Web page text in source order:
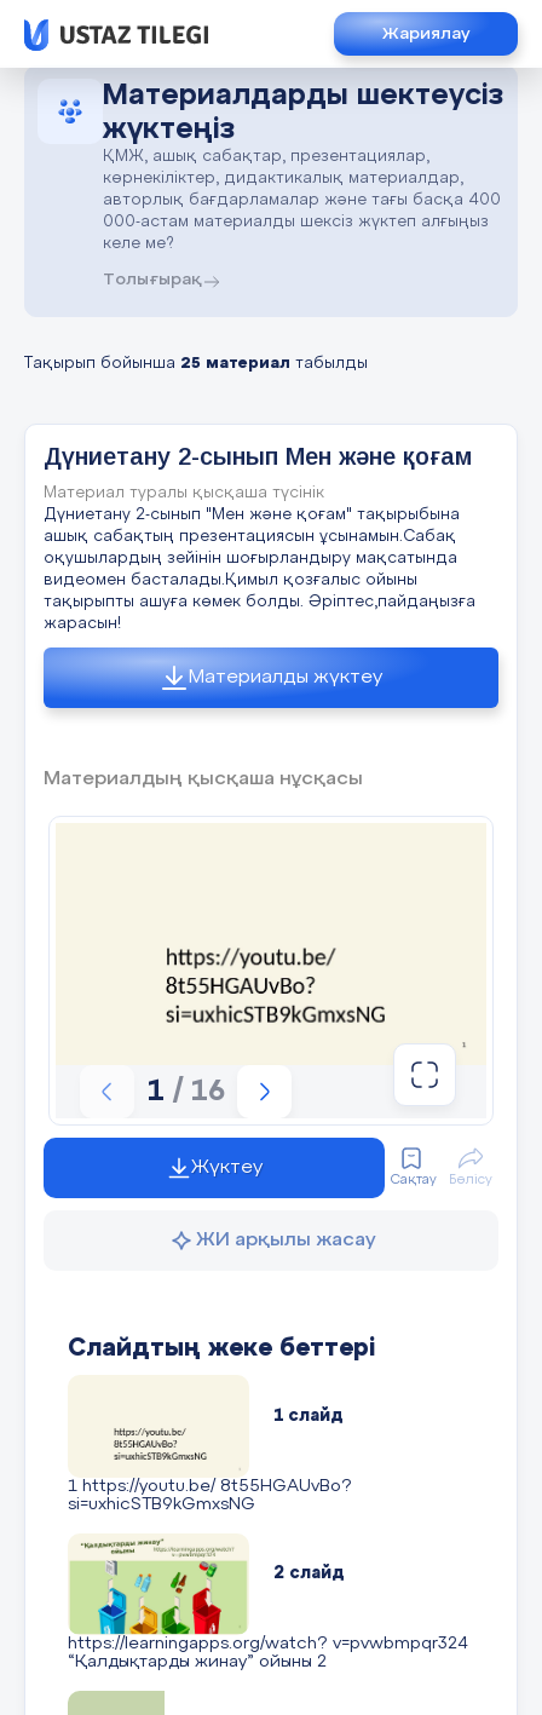
Жариялау
Материалдарды шектеусіз
жүктеңіз
ҚМЖ, ашық сабақтар, презентациялар,
көрнекіліктер, дидактикалық материалдар,
авторлық бағдарламалар және тағы басқа 400
000-астам материалды шексіз жүктеп алғыңыз
келе ме?
Толығырақ
Тақырып бойынша 25 материал табылды
Дүниетану 2-сынып Мен және қоғам
Материал туралы қысқаша түсінік
Дүниетану 2-сынып "Мен және қоғам" тақырыбына
ашық сабақтың презентациясын ұсынамын.Сабақ
оқушылардың зейінін шоғырландыру мақсатында
видеомен басталады.Қимыл қозғалыс ойыны
тақырыпты ашуға көмек болды. Әріптес,пайдаңызға
жарасын!
Материалды жүктеу
Материалдың қысқаша нұсқасы
1 / 16
Жүктеу
Сақтау Бөлісу
ЖИ арқылы жасау
Слайдтың жеке беттері
1 слайд
1 https://youtu.be/ 8t55HGAUvBo?
si=uxhicSTB9kGmxsNG
2 слайд
https://learningapps.org/watch? v=pvwbmpqr324
“Қалдықтарды жинау” ойыны 2